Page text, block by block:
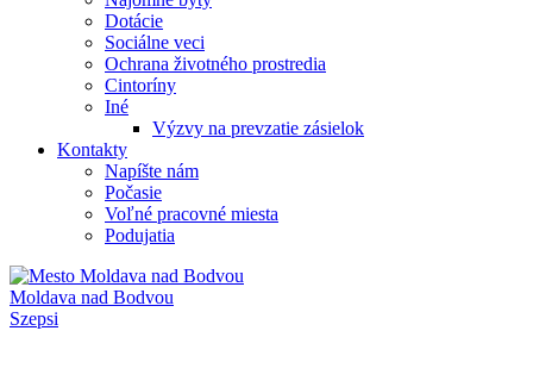
Dotácie
Sociálne veci
Ochrana životného prostredia
Cintoríny
Iné
Výzvy na prevzatie zásielok
Kontakty
Napíšte nám
Počasie
Voľné pracovné miesta
Podujatia
Moldava nad Bodvou
Szepsi